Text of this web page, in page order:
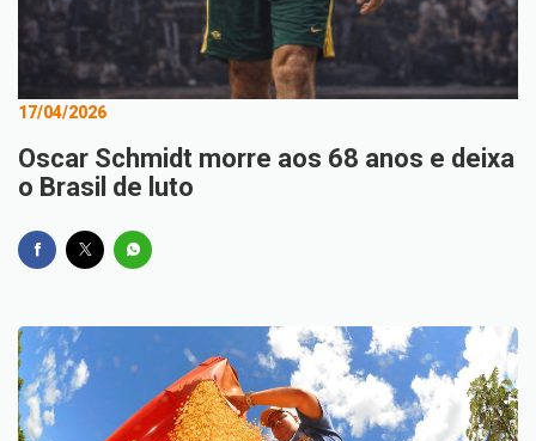
17/04/2026
Oscar Schmidt morre aos 68 anos e deixa
o Brasil de luto